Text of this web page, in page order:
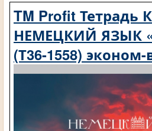
TM Profit Тетрадь
НЕМЕЦКИЙ ЯЗЫК
(Т36-1558)